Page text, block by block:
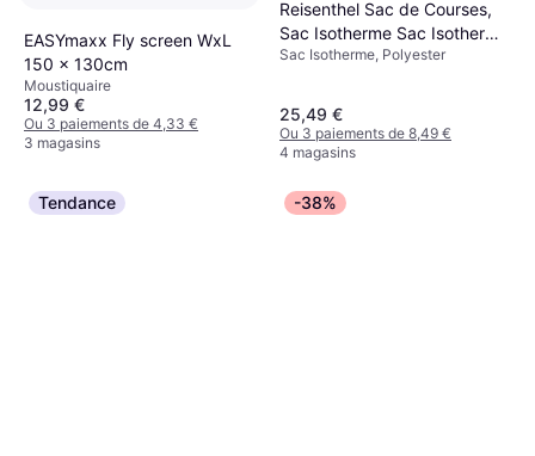
EASYmaxx Fly screen WxL
150 x 130cm
Moustiquaire
12,99 €
Ou 3 paiements de 4,33 €
3 magasins
Reisenthel Sac de Courses,
Sac Isotherme Sac Isotherme
Sac de Courses isotherme-
Sac Isotherme, Polyester
25,49 €
Ou 3 paiements de 8,49 €
4 magasins
Tendance -38%